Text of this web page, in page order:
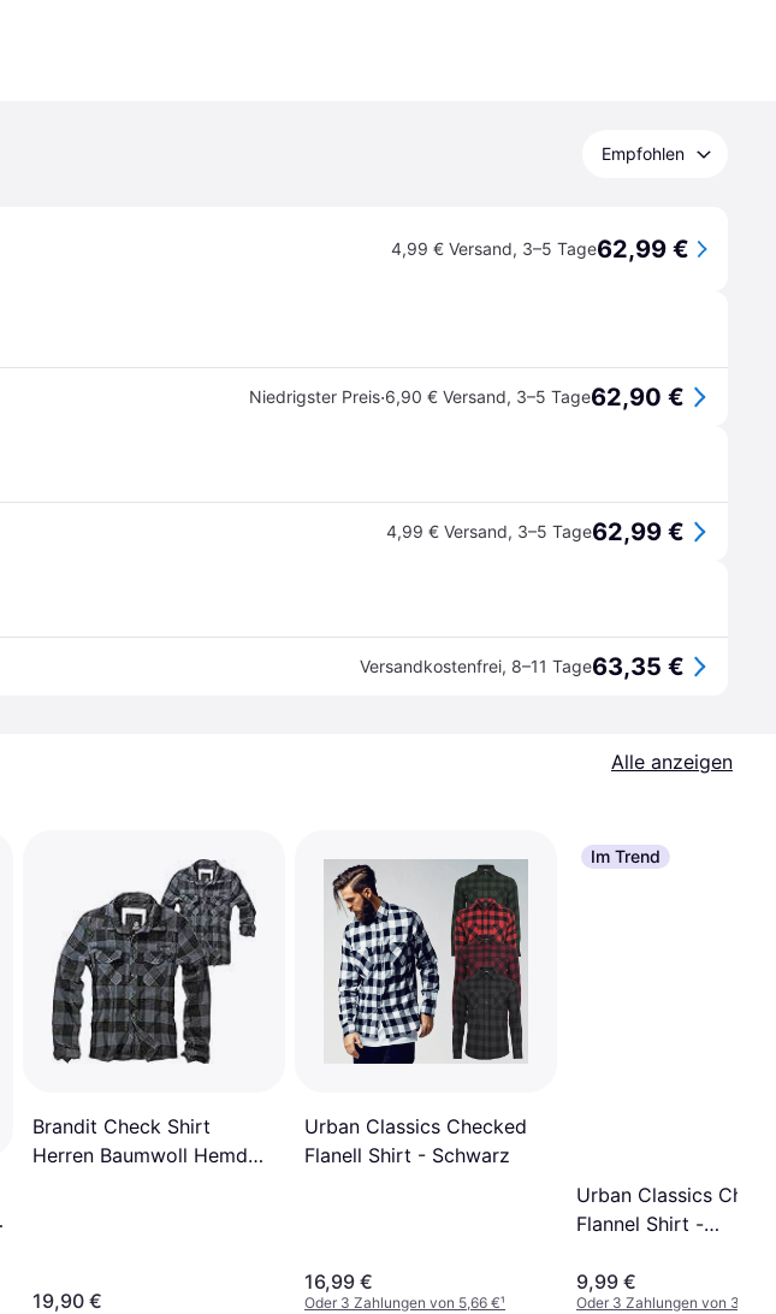
Empfohlen
4,99 € Versand, 3–5 Tage62,99 €
Niedrigster Preis·6,90 € Versand, 3–5 Tage62,90 €
4,99 € Versand, 3–5 Tage62,99 €
Versandkostenfrei, 8–11 Tage63,35 €
Alle anzeigen
Brandit Check Shirt
Herren Baumwoll Hemd
19,90 €
Urban Classics Checked
Flanell Shirt - Schwarz
16,99 €
Oder 3 Zahlungen von 5,66 €¹
Im Trend
Urban Classics
Flannel Shirt -
9,99 €
Oder 3 Zahlungen von 3,33 €